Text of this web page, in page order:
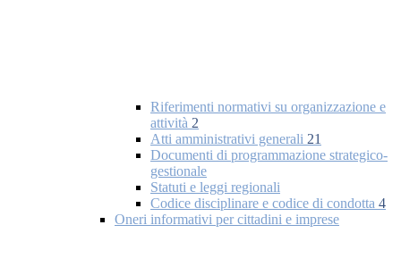
Riferimenti normativi su organizzazione e
attività 2
Atti amministrativi generali 21
Documenti di programmazione strategico-
gestionale
Statuti e leggi regionali
Codice disciplinare e codice di condotta 4
Oneri informativi per cittadini e imprese